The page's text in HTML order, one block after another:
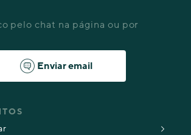
pelo chat na página ou por
Enviar email